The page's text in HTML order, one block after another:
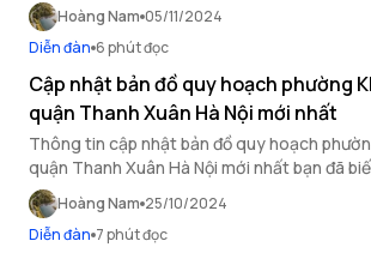
tiết.
Hoàng Nam 05/11/2024
Diễn đàn 6 phút đọc
Cập nhật bản đồ quy hoạch phường
quận Thanh Xuân Hà Nội mới nhất
Thông tin cập nhật bản đồ quy hoạch
quận Thanh Xuân Hà Nội mới nhất bạn đã
viết sau nhé.
Hoàng Nam 25/10/2024
Diễn đàn 7 phút đọc